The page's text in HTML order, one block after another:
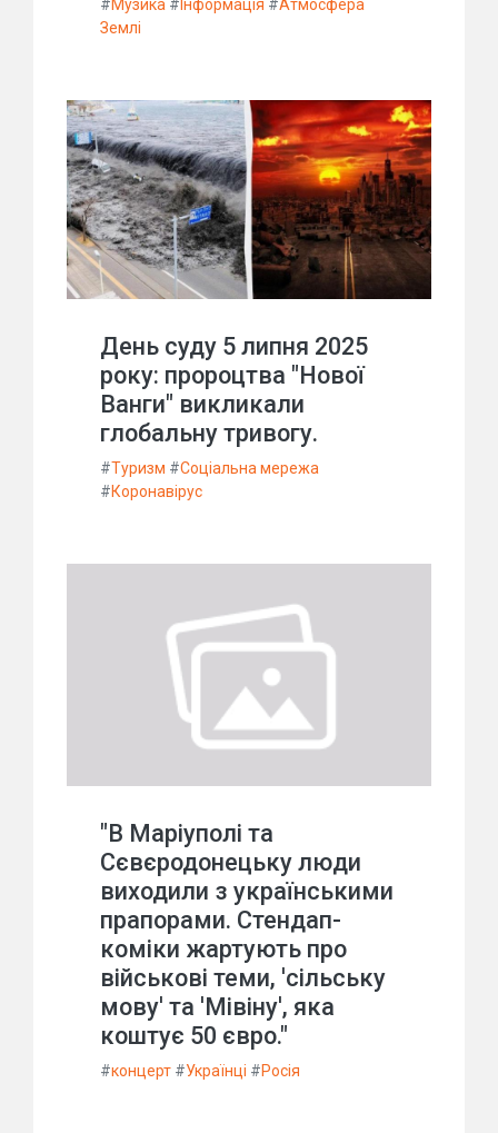
#Музика # Інформація #Атмосфера
Землі
День суду 5 липня 2025
року: пророцтва "Нової
Ванги" викликали
глобальну тривогу.
#Туризм #Соціальна мережа
#Коронавірус
"В Маріуполі та
Сєвєродонецьку люди
виходили з українськими
прапорами. Стендап-
коміки жартують про
військові теми, 'сільську
мову' та 'Мівіну', яка
коштує 50 євро."
#концерт #Українці #Росія